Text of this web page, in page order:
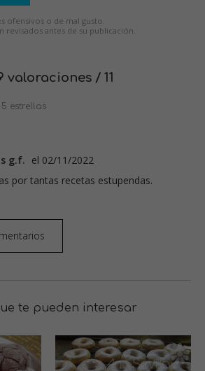
ofensivos o de mal gusto.
revisados antes de su publicación.
valoraciones / 11
estrellas
g.f. el 02/11/2022
por tantas recetas estupendas.
te pueden interesar